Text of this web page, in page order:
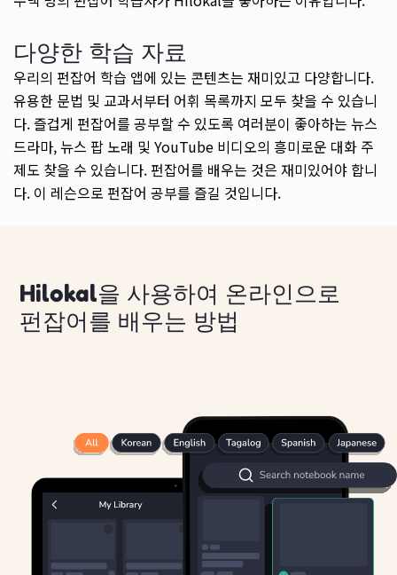
다양한 학습 자료
우리의 펀잡어 학습 앱에 있는 콘텐츠는 재미있고 다양합니다.
유용한 문법 및 교과서부터 어휘 목록까지 모두 찾을 수 있습니
다. 즐겁게 펀잡어를 공부할 수 있도록 여러분이 좋아하는 뉴스
드라마, 뉴스 팝 노래 및 YouTube 비디오의 흥미로운 대화 주
제도 찾을 수 있습니다. 펀잡어를 배우는 것은 재미있어야 합니
다. 이 레슨으로 펀잡어 공부를 즐길 것입니다.
Hilokal을 사용하여 온라인으로
펀잡어를 배우는 방법